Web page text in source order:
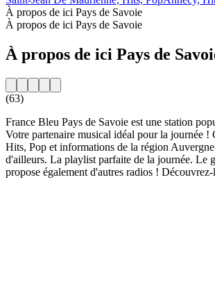
À propos de ici Pays de Savoie
À propos de ici Pays de Savoie
À propos de ici Pays de
(63)
France Bleu Pays de Savoie est une station
Votre partenaire musical idéal pour la journée !
Hits, Pop et informations de la région
d'ailleurs. La playlist parfaite de la journée. Le
propose également d'autres radios ! Découvrez-